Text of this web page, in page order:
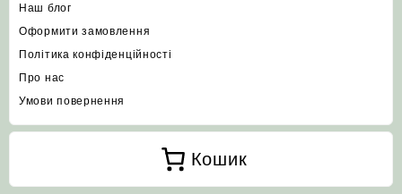
Наш блог
Оформити замовлення
Політика конфіденційності
Про нас
Умови повернення
Кошик